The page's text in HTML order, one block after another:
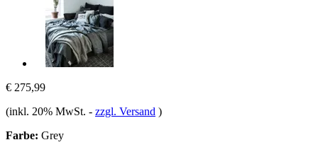
€ 275,99
(inkl. 20% MwSt. - zzgl. Versand )
Farbe: Grey